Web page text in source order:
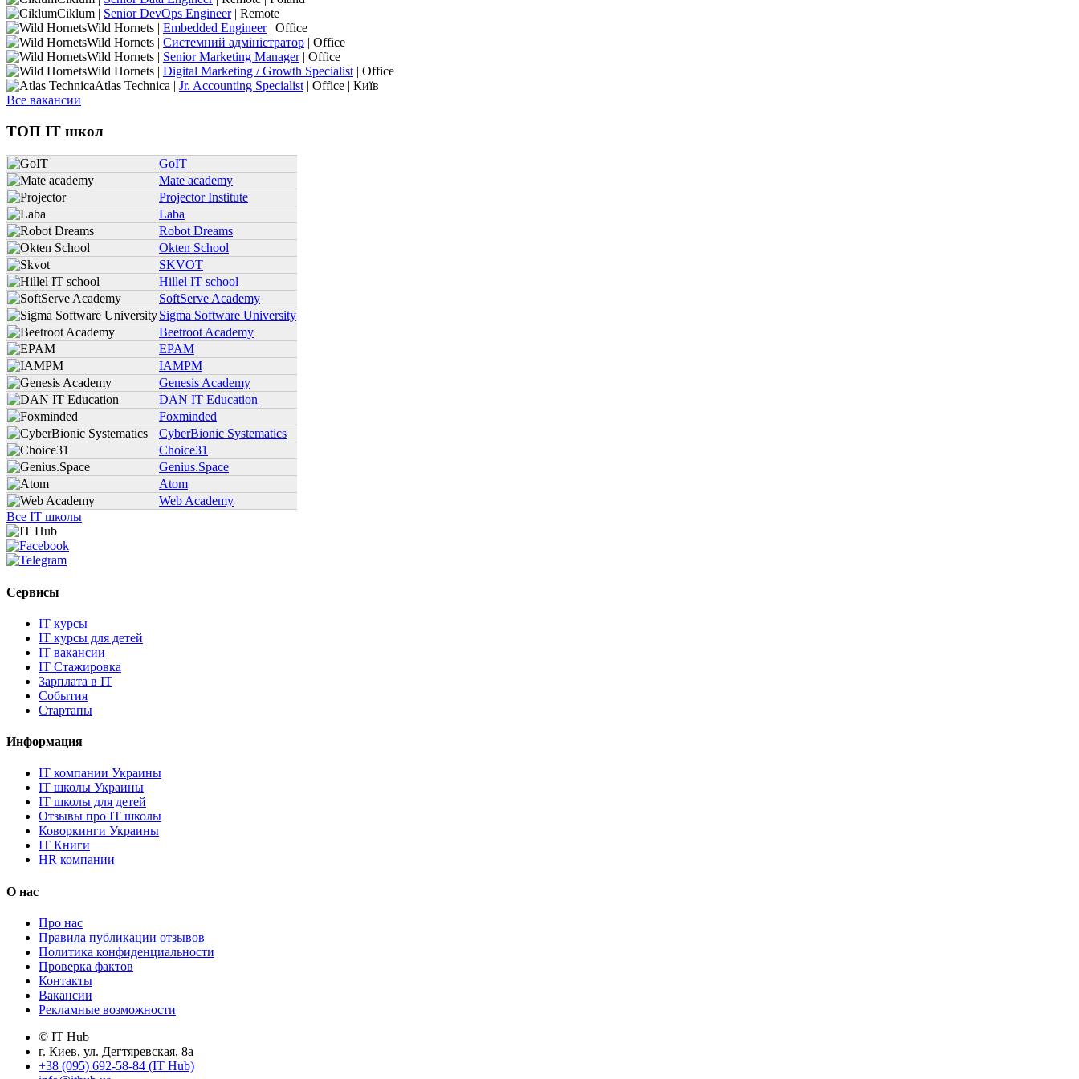
Ciklum | Senior DevOps Engineer| Remote
Wild Hornets | Embedded Engineer| Office
Wild Hornets | Системний адміністратор | Office
Wild Hornets | Senior Marketing Manager| Office
Wild Hornets | Digital Marketing / Growth Specialist | Office
Atlas Technica | Jr. Accounting Specialist | Office | Київ
Все вакансии
ТОП IT школ
GoIT
Mate academy
Projector Institute
Laba
Robot Dreams
Okten School
SKVOT
Hillel IT school
SoftServe Academy
Sigma Software University
Beetroot Academy
EPAM
IAMPM
Genesis Academy
DAN IT Education
Foxminded
CyberBionic Systematics
Choice31
Genius.Space
Atom
Web Academy
Все IT школы
Сервисы
IT курсы
IT курсы для детей
IT вакансии
IT Стажировка
Зарплата в IT
События
Стартапы
Информация
IT компании Украины
IT школы Украины
IT школы для детей
Отзывы про IT школы
Коворкинги Украины
IT Книги
HR компании
О нас
Про нас
Правила публикации отзывов
Политика конфиденциальности
Проверка фактов
Контакты
Вакансии
Рекламные возможности
© IT Hub
г. Киев, ул. Дегтяревская, 8а
+38 (095) 692-58-84 (IT Hub)